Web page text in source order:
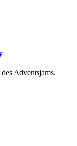
Adventsjams.